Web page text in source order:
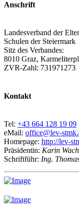
Anschrift
Landesverband der
Schulen der Steiermark
Sitz des Verbandes:
8010 Graz,
ZVR-Zahl: 731971273
Kontakt
Tel: +43 664 128 19 09
eMail: office@lev-
Homepage: http://lev-
Präsidentin: Karin
Schriftführ: Ing.